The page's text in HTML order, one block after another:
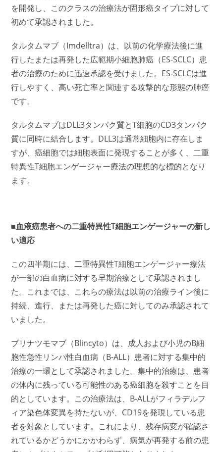
を開発し、このクラスの治療法が固形癌タイプに対して
初めて承認されました。
タルタムマブ（Imdelltra）は、以前の化学療法後に進
行したまたは再発した広範期小細胞肺癌（ES-SCLC）患
者の治療のために迅速承認を受けました。ES-SCLCは進
行しやすく、高い死亡率と関連する攻撃的な形態の肺癌
です。
タルタムマブはDLL3タンパク質とT細胞のCD3タンパク
質に同時に結合します。DLL3は通常細胞内に存在しま
すが、癌細胞では細胞表面に発現することが多く、二重
特異性T細胞エンゲージャー療法の理想的な標的となり
ます。
■血液癌患者への二重特異性T細胞エンゲージャーの新し
い適応
この四半期には、二重特異性T細胞エンゲージャー療法
が一部の白血病に対する早期治療として承認されまし
た。これまでは、これらの療法は以前の治療ライン後に
持続、進行、または再発した癌に対してのみ承認されて
いました。
ブリナツモマブ（Blincyto）は、成人および小児のB細
胞性急性リンパ性白血病（B-ALL）患者に対する集中的
治療の一環として承認されました。集中的治療は、患者
の体内に残っている可能性のある癌細胞を殺すことを目
的としています。この治療法は、B-ALLがフィラデルフ
ィア染色体変異を持たないが、CD19を発現している患
者を対象としています。これにより、残存病変が確認さ
れているかどうかにかかわらず、病気が再発する前の患